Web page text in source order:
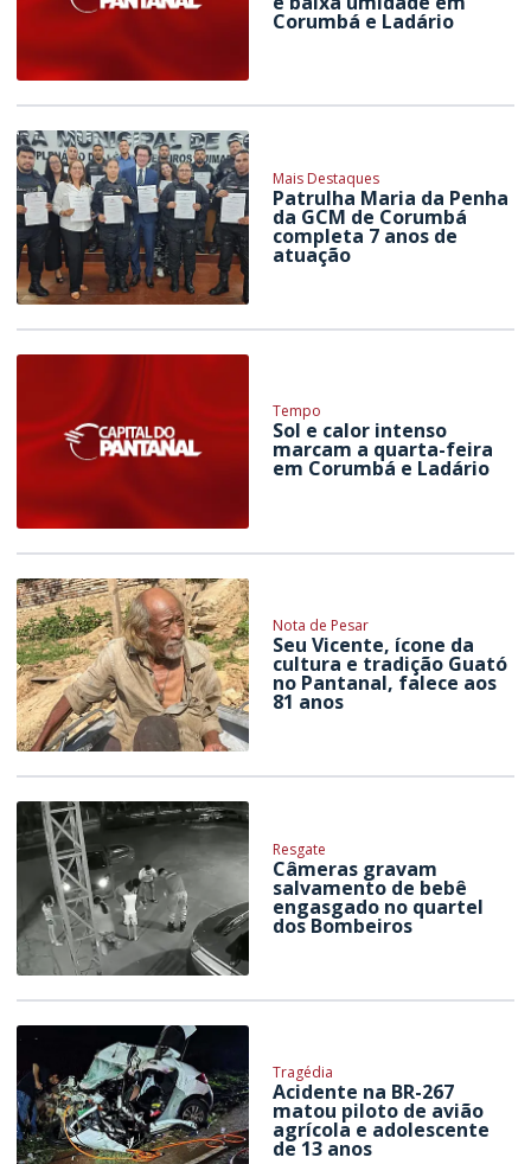
Corumbá e Ladário
Mais Destaques
Patrulha Maria da Penha
da GCM de Corumbá
completa 7 anos de
atuação
Tempo
Sol e calor intenso
marcam a quarta-feira
em Corumbá e Ladário
Nota de Pesar
Seu Vicente, ícone da
cultura e tradição Guató
no Pantanal, falece aos
81 anos
Resgate
Câmeras gravam
salvamento de bebê
engasgado no quartel
dos Bombeiros
Tragédia
Acidente na BR-267
matou piloto de avião
agrícola e adolescente
de 13 anos